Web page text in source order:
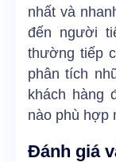
nhất và
đến người
thường tiếp
phân tích
khách hàng
nào phù hợp
Đánh giá